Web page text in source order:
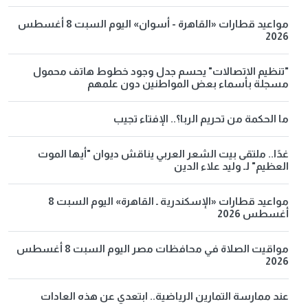
مواعيد قطارات «القاهرة - أسوان» اليوم السبت 8 أغسطس
2026
"تنظيم الاتصالات" يحسم جدل وجود خطوط هاتف محمول
مسجلة بأسماء بعض المواطنين دون علمهم
ما الحكمة من تحريم الربا؟.. الإفتاء تجيب
غدًا.. ملتقى بيت الشعر العربي يناقش ديوان "أيها الموت
العظيم" لـ وليد علاء الدين
مواعيد قطارات «الإسكندرية ـ القاهرة» اليوم السبت 8
أغسطس 2026
مواقيت الصلاة في محافظات مصر اليوم السبت 8 أغسطس
2026
عند ممارسة التمارين الرياضية.. ابتعدي عن هذه العادات